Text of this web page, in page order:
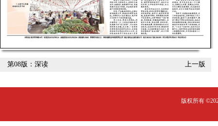
第08版：深读 上一版
版权所有